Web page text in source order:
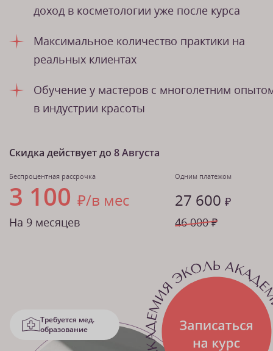
доход в косметологии уже после курса
Максимальное количество практики на
реальных клиентах
Обучение у мастеров с многолетним
в индустрии красоты
Скидка действует до 8 Августа
Беспроцентная рассрочка
3 100 ₽/в мес
На 9 месяцев
Одним платежом
27 600 ₽
46 000 ₽
Требуется мед.
образование